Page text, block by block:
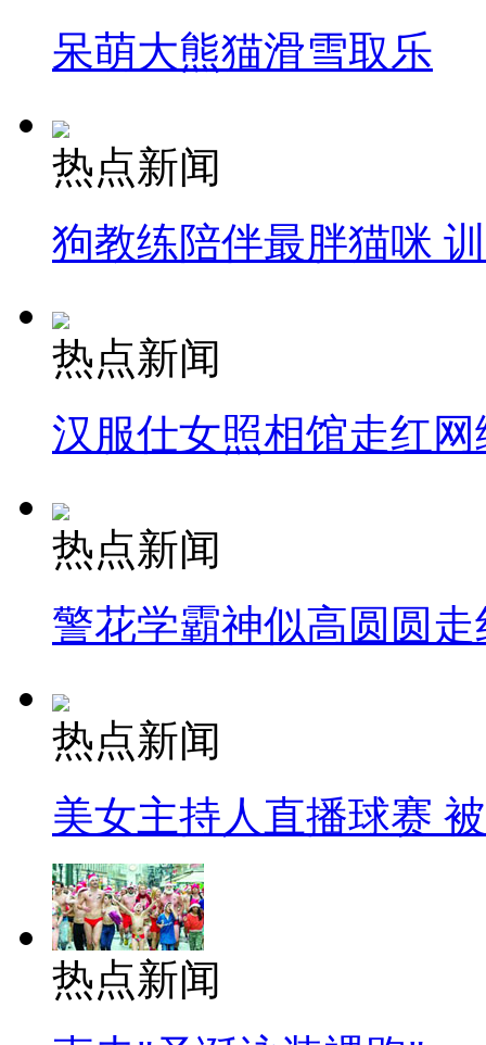
司机酒驾遇交警 急速倒车逃窜
呆萌大熊猫滑雪取乐
热点新闻
狗教练陪伴最胖猫咪
热点新闻
汉服仕女照相馆走红网
热点新闻
警花学霸神似高圆圆走
热点新闻
美女主持人直播球赛
热点新闻